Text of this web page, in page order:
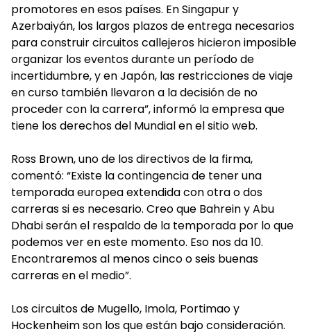
promotores en esos países. En Singapur y
Azerbaiyán, los largos plazos de entrega necesarios
para construir circuitos callejeros hicieron imposible
organizar los eventos durante un período de
incertidumbre, y en Japón, las restricciones de viaje
en curso también llevaron a la decisión de no
proceder con la carrera”, informó la empresa que
tiene los derechos del Mundial en el sitio web.
Ross Brown, uno de los directivos de la firma,
comentó: “Existe la contingencia de tener una
temporada europea extendida con otra o dos
carreras si es necesario. Creo que Bahrein y Abu
Dhabi serán el respaldo de la temporada por lo que
podemos ver en este momento. Eso nos da 10.
Encontraremos al menos cinco o seis buenas
carreras en el medio”.
Los circuitos de Mugello, Imola, Portimao y
Hockenheim son los que están bajo consideración.